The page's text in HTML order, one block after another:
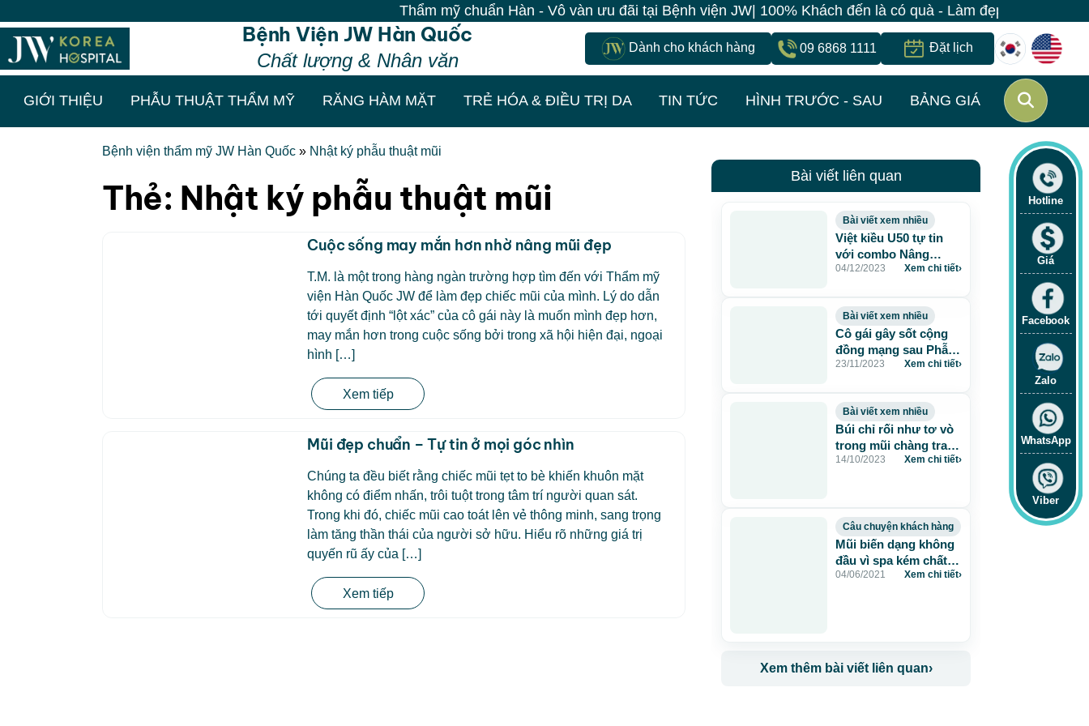
Thẩm mỹ chuẩn Hàn - Vô vàn ưu đãi tại Bệnh viện JW| 100% Khách đến là có quà - Làm đẹp đồng giá chỉ
Bệnh Viện JW Hàn Quốc
Chất lượng & Nhân văn
Dành cho khách hàng 09 6868 1111 Đặt lịch
GIỚI THIỆU PHẪU THUẬT THẨM MỸ RĂNG HÀM MẶT TRẺ HÓA & ĐIỀU TRỊ DA TIN TỨC HÌNH TRƯỚC - SAU BẢNG GIÁ
Bệnh viện thẩm mỹ JW Hàn Quốc » Nhật ký phẫu thuật mũi
Thẻ: Nhật ký phẫu thuật mũi
Cuộc sống may mắn hơn nhờ nâng mũi đẹp
T.M. là một trong hàng ngàn trường hợp tìm đến với Thẩm mỹ
viện Hàn Quốc JW để làm đẹp chiếc mũi của mình. Lý do dẫn
tới quyết định “lột xác” của cô gái này là muốn mình đẹp hơn,
may mắn hơn trong cuộc sống bởi trong xã hội hiện đại, ngoại
hình […]
Xem tiếp
Mũi đẹp chuẩn – Tự tin ở mọi góc nhìn
Chúng ta đều biết rằng chiếc mũi tẹt to bè khiến khuôn mặt
không có điểm nhấn, trôi tuột trong tâm trí người quan sát.
Trong khi đó, chiếc mũi cao toát lên vẻ thông minh, sang trọng
làm tăng thần thái của người sở hữu. Hiểu rõ những giá trị
quyến rũ ấy của […]
Xem tiếp
Bài viết liên quan
Bài viết xem nhiều
Việt kiều U50 tự tin
với combo Nâng
ngực và Hút mỡ bụng
04/12/2023 Xem chi tiết›
Bài viết xem nhiều
Cô gái gây sốt cộng
đồng mạng sau Phẫu
thuật thẩm mỹ
23/11/2023 Xem chi tiết›
Bài viết xem nhiều
Búi chỉ rối như tơ vò
trong mũi chàng trai
Hà Nội sau khi nâng
14/10/2023 Xem chi tiết›
Câu chuyện khách hàng
Mũi biến dạng không
đầu vì spa kém chất
lượng, ngang tàng
04/06/2021 Xem chi tiết›
Xem thêm bài viết liên quan›
Hotline
Giá
Facebook
Zalo
WhatsApp
Viber